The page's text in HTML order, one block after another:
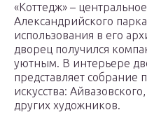
«Коттедж» –
Александрийского
использования в его
дворец получился
уютным. В интерьере
представляет
искусства:
других художников.